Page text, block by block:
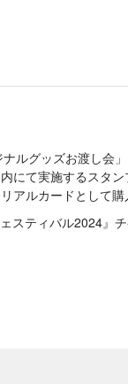
ルグッズお渡し会
にて実施するスタ
アルカードとして購
スティバル2024』